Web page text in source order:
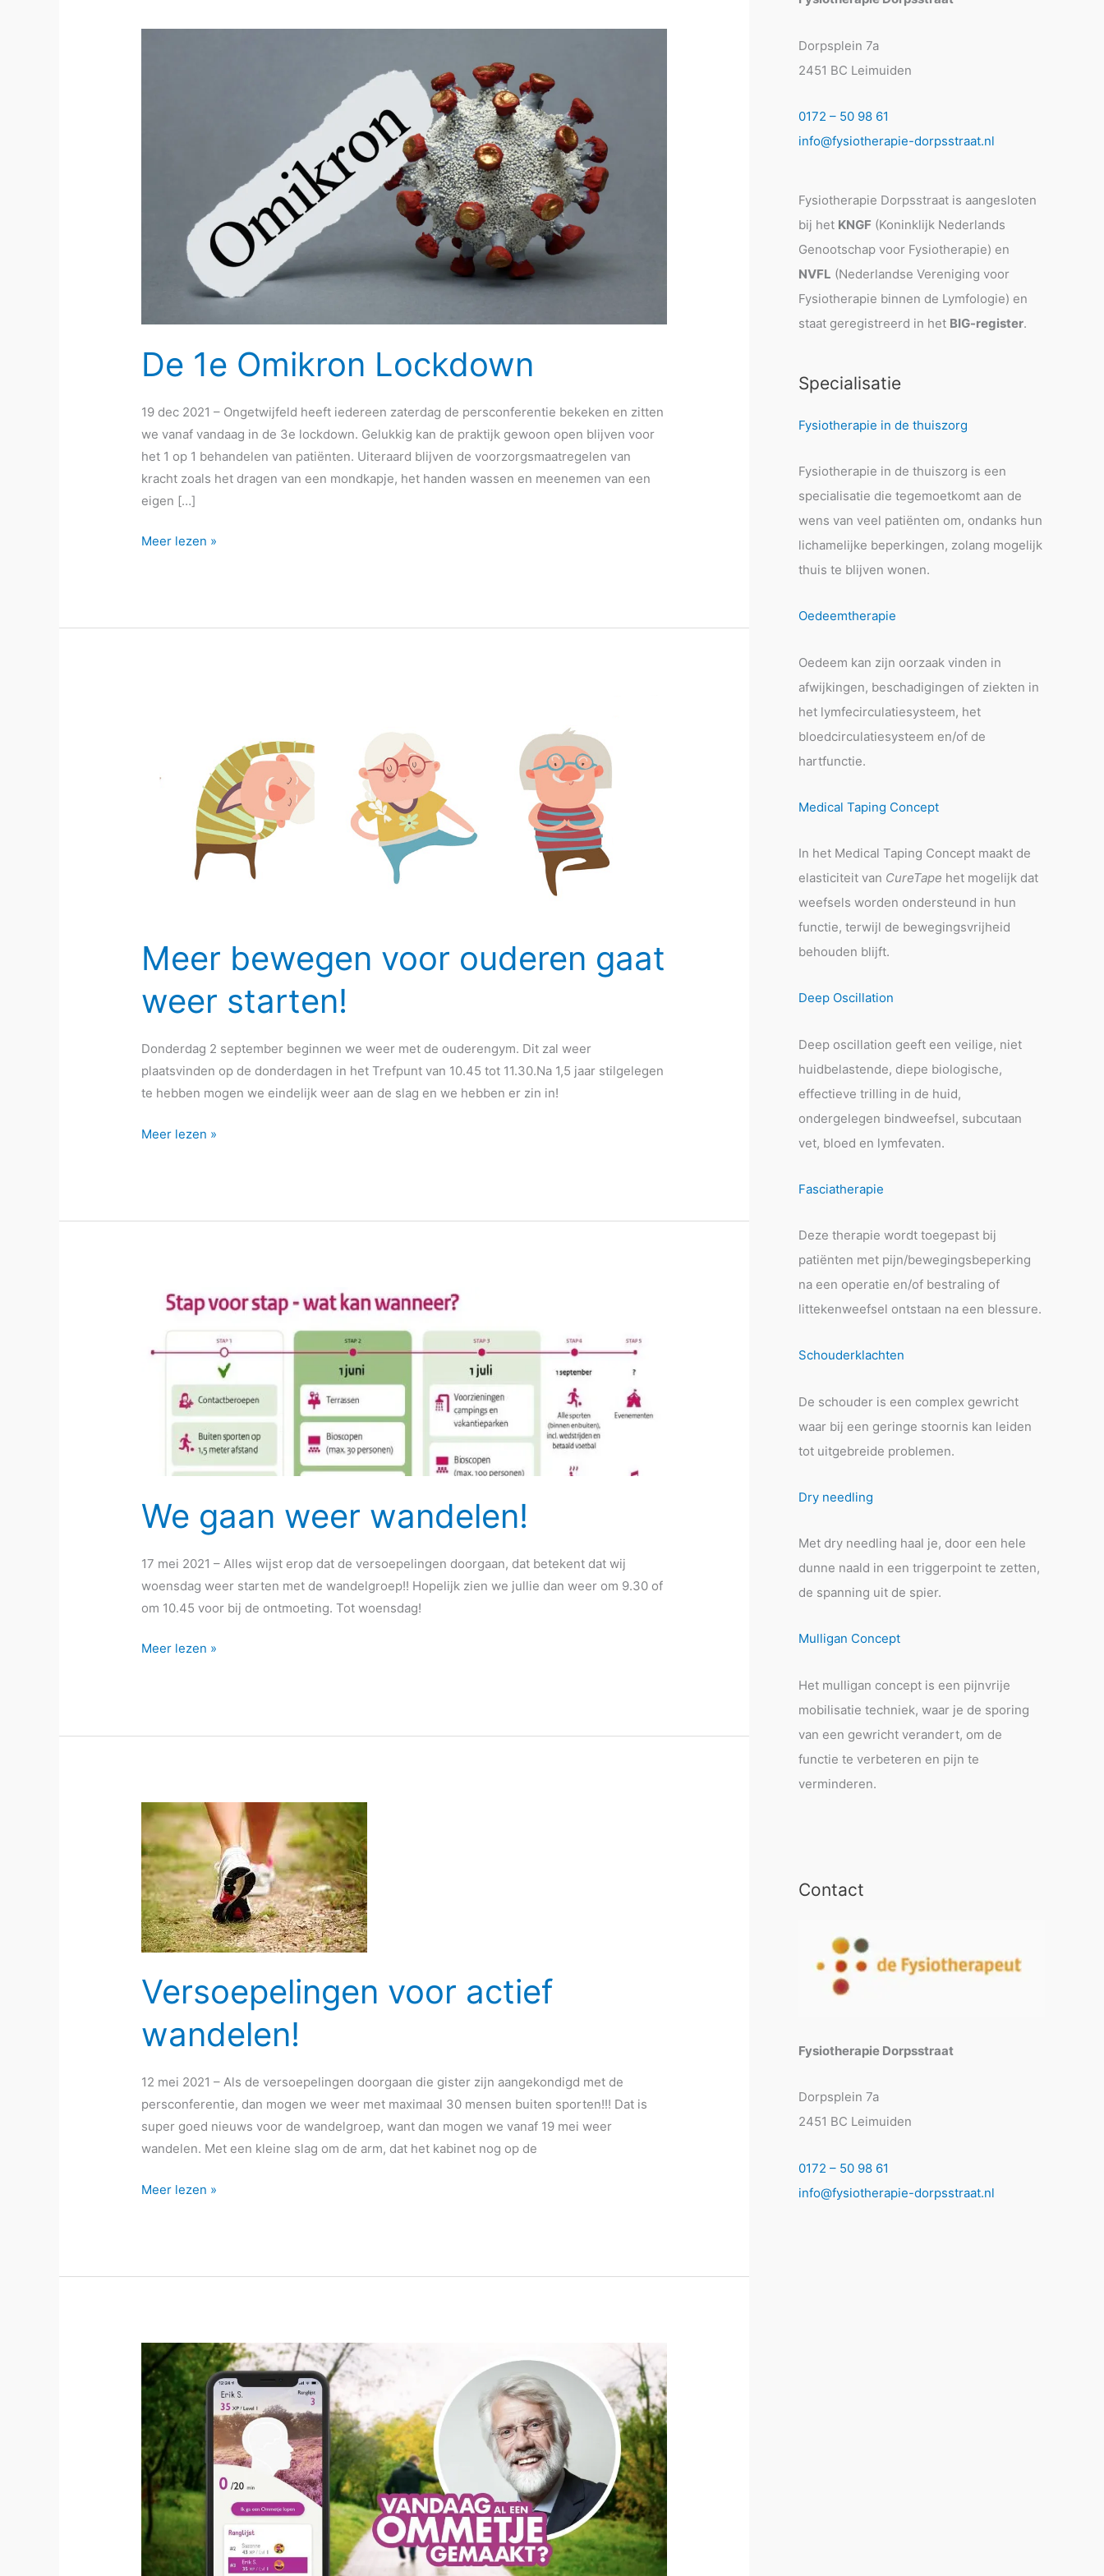
De 1e Omikron Lockdown
19 dec 2021 – Ongetwijfeld heeft iedereen zaterdag de persconferentie bekeken en zitten
we vanaf vandaag in de 3e lockdown. Gelukkig kan de praktijk gewoon open blijven voor
het 1 op 1 behandelen van patiënten. Uiteraard blijven de voorzorgsmaatregelen van
kracht zoals het dragen van een mondkapje, het handen wassen en meenemen van een
eigen […]
De
Meer lezen »
Meer bewegen voor ouderen gaat
weer starten!
Donderdag 2 september beginnen we weer met de ouderengym. Dit zal weer
plaatsvinden op de donderdagen in het Trefpunt van 10.45 tot 11.30.Na 1,5 jaar stilgelegen
te hebben mogen we eindelijk weer aan de slag en we hebben er zin in!
Meer
gaat
Meer lezen »
We gaan weer wandelen!
17 mei 2021 – Alles wijst erop dat de versoepelingen doorgaan, dat betekent dat wij
woensdag weer starten met de wandelgroep!! Hopelijk zien we jullie dan weer om 9.30 of
om 10.45 voor bij de ontmoeting. Tot woensdag!
We
Meer lezen »
Versoepelingen voor actief
wandelen!
12 mei 2021 – Als de versoepelingen doorgaan die gister zijn aangekondigd met de
persconferentie, dan mogen we weer met maximaal 30 mensen buiten sporten!!! Dat is
super goed nieuws voor de wandelgroep, want dan mogen we vanaf 19 mei weer
wandelen. Met een kleine slag om de arm, dat het kabinet nog op de
Versoepelingen
Meer lezen »
Dorpsplein 7a
2451 BC Leimuiden
0172 – 50 98 61
info@fysiotherapie-dorpsstraat.nl
Fysiotherapie Dorpsstraat is aangesloten
bij het KNGF (Koninklijk Nederlands
Genootschap voor Fysiotherapie) en
NVFL (Nederlandse Vereniging voor
Fysiotherapie binnen de Lymfologie) en
staat geregistreerd in het BIG-register.
Specialisatie
Fysiotherapie in de thuiszorg
Fysiotherapie in de thuiszorg is een
specialisatie die tegemoetkomt aan de
wens van veel patiënten om, ondanks hun
lichamelijke beperkingen, zolang mogelijk
thuis te blijven wonen.
Oedeemtherapie
Oedeem kan zijn oorzaak vinden in
afwijkingen, beschadigingen of ziekten in
het lymfecirculatiesysteem, het
bloedcirculatiesysteem en/of de
hartfunctie.
Medical Taping Concept
In het Medical Taping Concept maakt de
elasticiteit van CureTape het mogelijk dat
weefsels worden ondersteund in hun
functie, terwijl de bewegingsvrijheid
behouden blijft.
Deep Oscillation
Deep oscillation geeft een veilige, niet
huidbelastende, diepe biologische,
effectieve trilling in de huid,
ondergelegen bindweefsel, subcutaan
vet, bloed en lymfevaten.
Fasciatherapie
Deze therapie wordt toegepast bij
patiënten met pijn/bewegingsbeperking
na een operatie en/of bestraling of
littekenweefsel ontstaan na een blessure.
Schouderklachten
De schouder is een complex gewricht
waar bij een geringe stoornis kan leiden
tot uitgebreide problemen.
Dry needling
Met dry needling haal je, door een hele
dunne naald in een triggerpoint te zetten,
de spanning uit de spier.
Mulligan Concept
Het mulligan concept is een pijnvrije
mobilisatie techniek, waar je de sporing
van een gewricht verandert, om de
functie te verbeteren en pijn te
verminderen.
Contact
Fysiotherapie Dorpsstraat
Dorpsplein 7a
2451 BC Leimuiden
0172 – 50 98 61
info@fysiotherapie-dorpsstraat.nl